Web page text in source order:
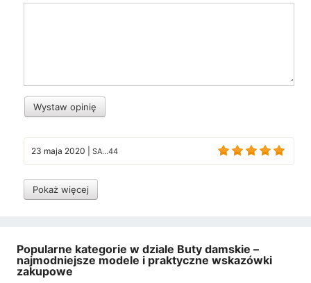
Wystaw opinię
23 maja 2020 SA...44
Pokaż więcej
Popularne kategorie w dziale Buty damskie –
najmodniejsze modele i praktyczne wskazówki
zakupowe